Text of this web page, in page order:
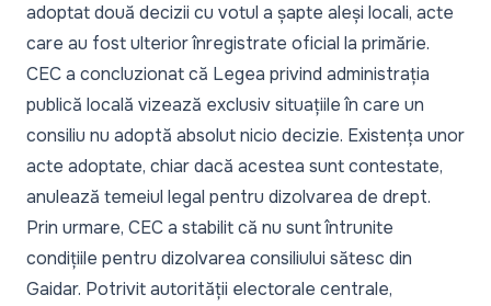
adoptat două decizii cu votul a șapte aleși locali, acte
care au fost ulterior înregistrate oficial la primărie.
CEC a concluzionat că Legea privind administrația
publică locală vizează exclusiv situațiile în care un
consiliu nu adoptă absolut nicio decizie. Existența unor
acte adoptate, chiar dacă acestea sunt contestate,
anulează temeiul legal pentru dizolvarea de drept.
Prin urmare, CEC a stabilit că nu sunt întrunite
condițiile pentru dizolvarea consiliului sătesc din
Gaidar. Potrivit autorității electorale centrale,